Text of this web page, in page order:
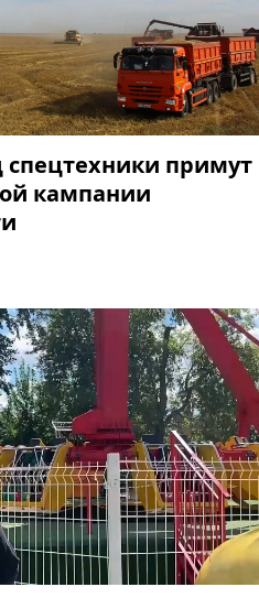
спецтехники примут
кампании